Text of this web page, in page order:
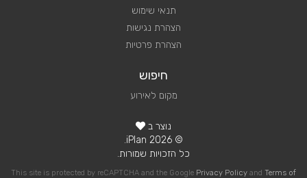
תנאי שימוש
הצהרת נגישות
הצהרת פרטיות
חיפוש
מקום לאירוע
נוצר ב
© 2026 iPlan.
כל הזכויות שמורות.
This site is protected by reCAPTCHA and the Google Privacy Policy and Terms of